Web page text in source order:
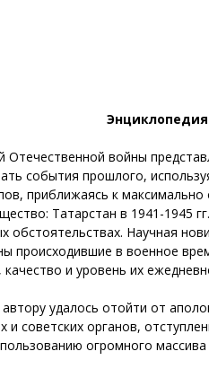
Отечественной войны
события прошлого,
приближаясь к
Татарстан в 1941-1945
обстоятельствах. Научная
происходившие в военное
и уровень их
удалось отойти от
и советских органов,
огромного